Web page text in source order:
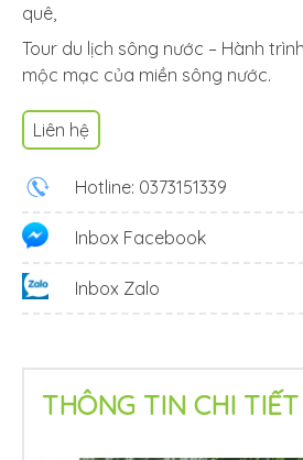
quê,
Tour du lịch sông nước – Hành
mộc mạc của miền sông nước.
Liên hệ
Hotline: 0373151339
Inbox Facebook
Inbox Zalo
THÔNG TIN CHI TIẾT